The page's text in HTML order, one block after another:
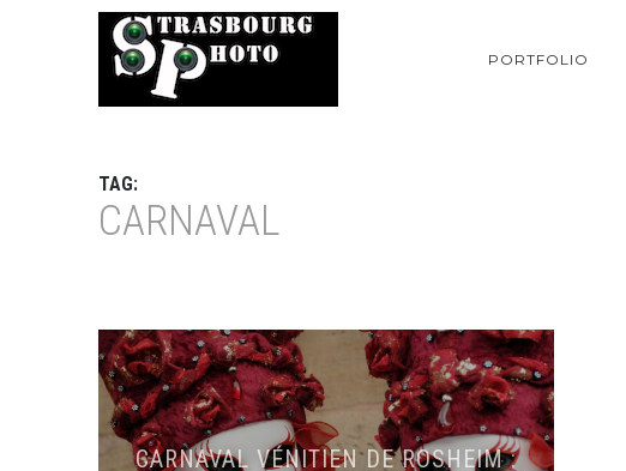
PORTFOLIO
TAG:
CARNAVAL
CARNAVAL VÉNITIEN DE ROSHEIM :